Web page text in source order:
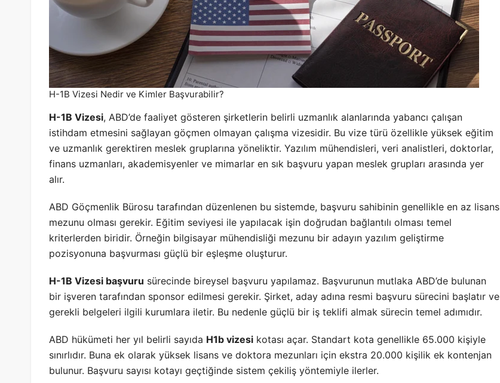
H-1B Vizesi Nedir ve Kimler Başvurabilir?
H-1B Vizesi, ABD’de faaliyet gösteren şirketlerin belirli uzmanlık alanlarında yabancı çalışan
istihdam etmesini sağlayan göçmen olmayan çalışma vizesidir. Bu vize türü özellikle yüksek eğitim
ve uzmanlık gerektiren meslek gruplarına yöneliktir. Yazılım mühendisleri, veri analistleri, doktorlar,
finans uzmanları, akademisyenler ve mimarlar en sık başvuru yapan meslek grupları arasında yer
alır.
ABD Göçmenlik Bürosu tarafından düzenlenen bu sistemde, başvuru sahibinin genellikle en az lisans
mezunu olması gerekir. Eğitim seviyesi ile yapılacak işin doğrudan bağlantılı olması temel
kriterlerden biridir. Örneğin bilgisayar mühendisliği mezunu bir adayın yazılım geliştirme
pozisyonuna başvurması güçlü bir eşleşme oluşturur.
H-1B Vizesi başvuru sürecinde bireysel başvuru yapılamaz. Başvurunun mutlaka ABD’de bulunan
bir işveren tarafından sponsor edilmesi gerekir. Şirket, aday adına resmi başvuru sürecini başlatır ve
gerekli belgeleri ilgili kurumlara iletir. Bu nedenle güçlü bir iş teklifi almak sürecin temel adımıdır.
ABD hükümeti her yıl belirli sayıda H1b vizesi kotası açar. Standart kota genellikle 65.000 kişiyle
sınırlıdır. Buna ek olarak yüksek lisans ve doktora mezunları için ekstra 20.000 kişilik ek kontenjan
bulunur. Başvuru sayısı kotayı geçtiğinde sistem çekiliş yöntemiyle ilerler.